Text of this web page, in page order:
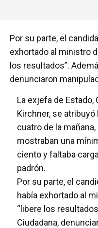
Por su parte, el
exhortado al ministro
los resultados”.
denunciaron
La exjefa de Estado,
Kirchner, se
cuatro de la
mostraban una
ciento y faltaba
padrón.
Por su parte, el
había exhortado al
“libere los
Ciudadana,